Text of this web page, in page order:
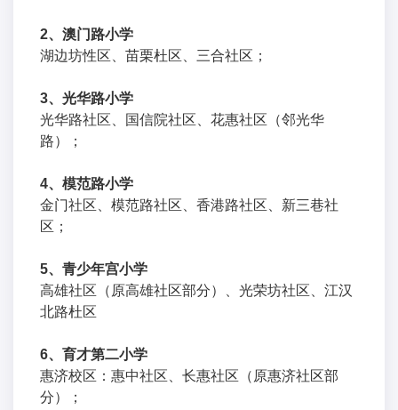
2、澳门路小学
湖边坊性区、苗栗杜区、三合社区；
3、光华路小学
光华路社区、国信院社区、花惠社区（邻光华
路）；
4、模范路小学
金门社区、模范路社区、香港路社区、新三巷社
区；
5、青少年宫小学
高雄社区（原高雄社区部分）、光荣坊社区、江汉
北路杜区
6、育才第二小学
惠济校区：惠中社区、长惠社区（原惠济社区部
分）；